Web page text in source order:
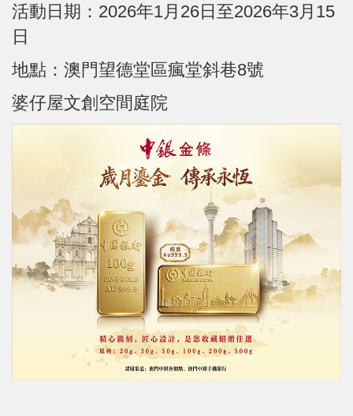
活動日期：2026年1月26日至2026年3月15
日
地點：澳門望德堂區瘋堂斜巷8號
婆仔屋文創空間庭院